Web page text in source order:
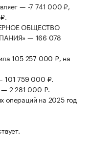
— -7 741 000 ₽,
ОБЩЕСТВО
— 166 078
105 257 000 ₽, на
101 759 000 ₽.
— 2 281 000 ₽.
операций на 2025 год